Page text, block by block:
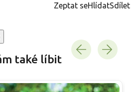
Zeptat seHlídatSdílet
také líbit